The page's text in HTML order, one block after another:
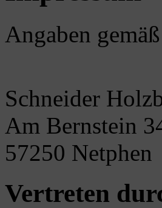
Angaben
Schneider
Am Bernstein
57250 Netphen
Vertreten